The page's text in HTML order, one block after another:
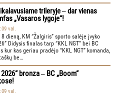
trileryje ‒ dar vienas
„Vasaros lygoje“!
val.
dieną, KM “Žalgiris” sporto salėje įvyko
Didysis finalas tarp “KKL NGT” bei BC
kur kas geriau pradėjo “KKL NGT” komanda,
be…
bronza ‒ BC „Boom“
val.